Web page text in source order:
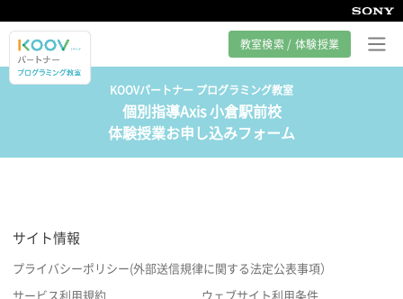
教室検索 / 体験授業
プログラミング教室とは
カリキュラム紹介
サポート
KOOVパートナー プログラミング教室
個別指導Axis 小倉駅前校
体験授業お申し込みフォーム
サイト情報
プライバシーポリシー(外部送信規律に関する法定公表事項）
サービス利用規約 ウェブサイト利用条件